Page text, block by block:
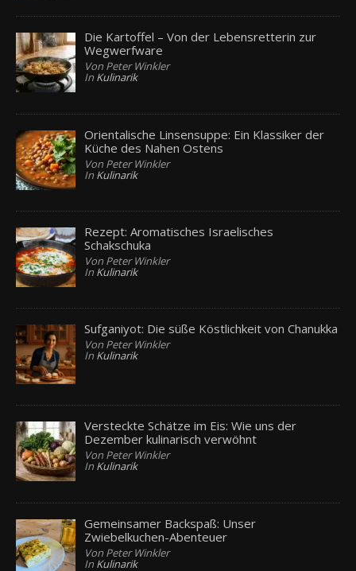
Die Kartoffel – Von der Lebensretterin zur
Wegwerfware
Von Peter Winkler
In Kulinarik
Orientalische Linsensuppe: Ein Klassiker der
Küche des Nahen Ostens
Von Peter Winkler
In Kulinarik
Rezept: Aromatisches Israelisches
Schakschuka
Von Peter Winkler
In Kulinarik
Sufganiyot: Die süße Köstlichkeit von Chanukka
Von Peter Winkler
In Kulinarik
Versteckte Schätze im Eis: Wie uns der
Dezember kulinarisch verwöhnt
Von Peter Winkler
In Kulinarik
Gemeinsamer Backspaß: Unser
Zwiebelkuchen-Abenteuer
Von Peter Winkler
In Kulinarik